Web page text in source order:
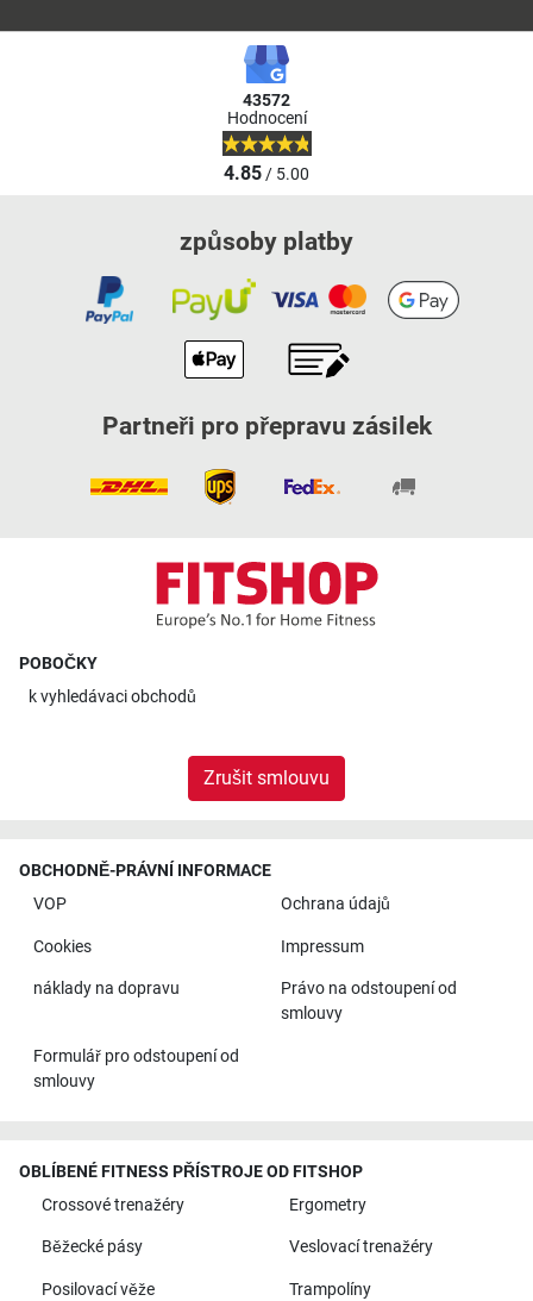
43572
Hodnocení
4.85/ 5.00
způsoby platby
Partneři pro přepravu zásilek
POBOČKY
kvyhledávaci obchodů
Zrušit smlouvu
OBCHODNĚ-PRÁVNÍ INFORMACE
VOP
Ochrana údajů
Cookies Impressum
náklady na dopravu
Právo na odstoupení od
smlouvy
Formulář pro odstoupení od
smlouvy
OBLÍBENÉ FITNESS PŘÍSTROJE OD FITSHOP
Crossové trenažéry
Ergometry
Běžecké pásy Veslovací trenažéry
Posilovací věže Trampolíny